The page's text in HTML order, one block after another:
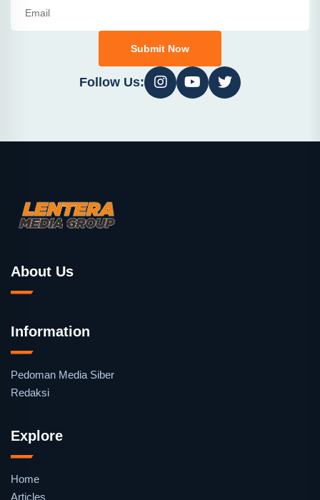
Submit Now
Follow Us:
About Us
Information
Pedoman Media Siber
Redaksi
Explore
Home
Articles